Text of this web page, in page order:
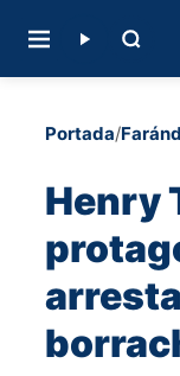
Portada/
Henry